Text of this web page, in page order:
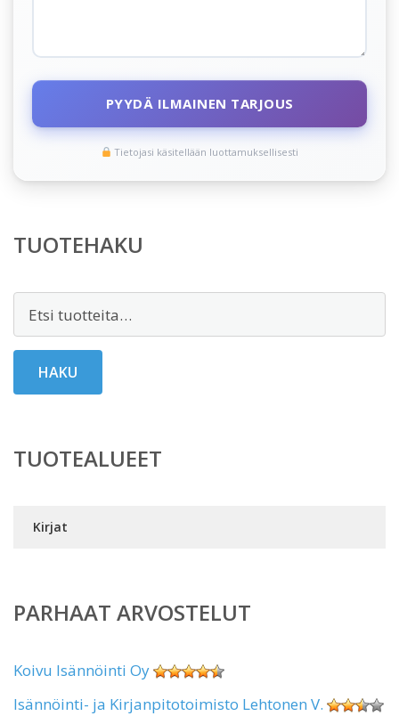
PYYDÄ ILMAINEN TARJOUS
Tietojasi käsitellään luottamuksellisesti
TUOTEHAKU
HAKU
TUOTEALUEET
Kirjat
PARHAAT ARVOSTELUT
Koivu Isännöinti Oy
Isännöinti- ja Kirjanpitotoimisto Lehtonen V.